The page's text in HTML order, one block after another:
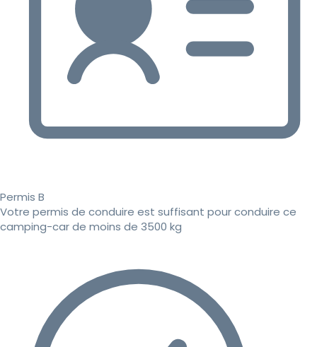
Permis B
Votre permis de conduire est suffisant pour conduire ce
camping-car de moins de 3500 kg